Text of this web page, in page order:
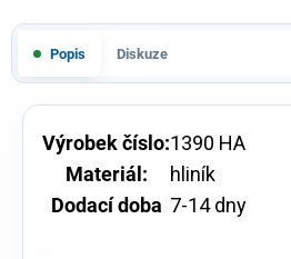
Popis Diskuze
Výrobek číslo:1390 HA
Materiál:
hliník
Dodací doba 7-14 dny